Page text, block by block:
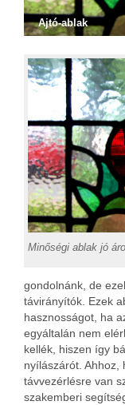
Ajtó-ablak
Minőségi ablak jó
gondolnánk, de
távirányítók. Ezek
hasznosságot, ha
egyáltalán nem
kellék, hiszen így
nyílászárót. Ahhoz,
távvezérlésre van
szakemberi